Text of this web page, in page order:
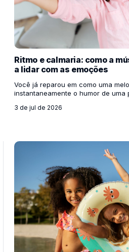
Ritmo e calmaria: como a
a lidar com as emoções
Você já reparou em como uma
instantaneamente o humor de uma
Se isso acontece conosco, adultos,
dos maiores desafios dessa fase.
cena, funcionando como uma
3 de jul de 2026